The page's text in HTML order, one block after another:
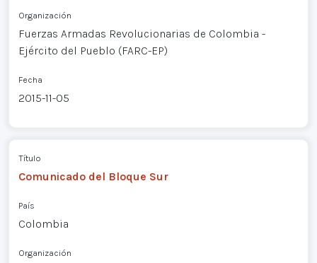
Organización
Fuerzas Armadas Revolucionarias de Colombia -
Ejército del Pueblo (FARC-EP)
Fecha
2015-11-05
Título
Comunicado del Bloque Sur
País
Colombia
Organización